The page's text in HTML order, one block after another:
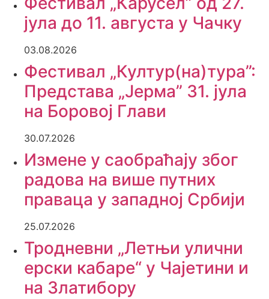
јула до 11. августа у Чачку
03.08.2026
Фестивал „Култур(на)тура”:
Представа „Јерма” 31. јула
на Боровој Глави
30.07.2026
Измене у саобраћају због
радова на више путних
праваца у западној Србији
25.07.2026
Тродневни „Летњи улични
ерски кабаре“ у Чајетини и
на Златибору